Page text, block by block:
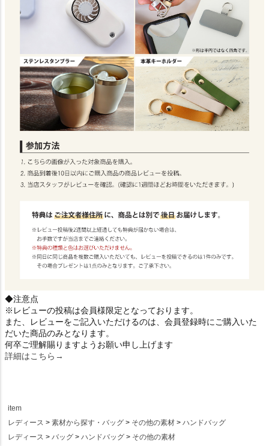
◆注意点
※レビューの投稿は会員様限定となっております。
また、レビューをご記入いただけるのは、会員登録時にご購入いた
だいた商品のみとなります。
何卒ご理解賜りますようお願い申し上げます
詳細はこちら→
item
レディース
素材から探す・バッグ その他の素材
ハンドバッグ
レディース
バッグ ハンドバッグ その他の素材